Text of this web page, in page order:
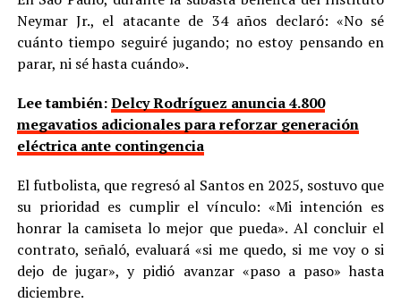
Neymar Jr., el atacante de 34 años declaró: «No sé
cuánto tiempo seguiré jugando; no estoy pensando en
parar, ni sé hasta cuándo».
Lee también:Delcy Rodríguez anuncia 4.800
megavatios adicionales para reforzar generación
eléctrica ante contingencia
El futbolista, que regresó al Santos en 2025, sostuvo que
su prioridad es cumplir el vínculo: «Mi intención es
honrar la camiseta lo mejor que pueda». Al concluir el
contrato, señaló, evaluará «si me quedo, si me voy o si
dejo de jugar», y pidió avanzar «paso a paso» hasta
diciembre.